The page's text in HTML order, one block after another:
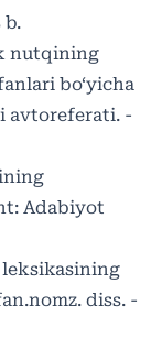
b.
nutqining
bo‘yicha
avtoreferati. -
Adabiyot
leksikasining
diss. -